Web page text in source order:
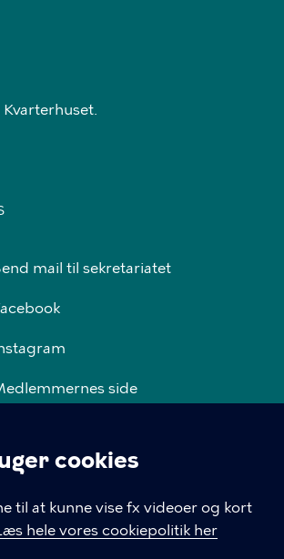
cookies
til at kunne vise fx videoer og kort
hele vores cookiepolitik her
mail til sekretariatet
side